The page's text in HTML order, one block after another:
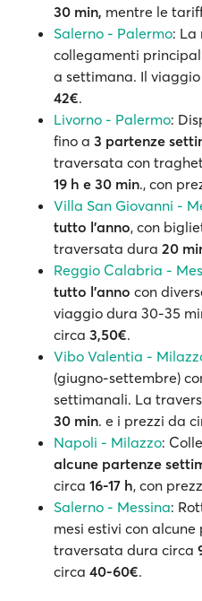
30 min, mentre le
Salerno - Palermo: La
collegamenti
a settimana. Il
42€.
Livorno - Palermo:
fino a 3 partenze
traversata con
19 h e 30 min., con
Villa San Giovanni -
tutto l’anno, con
traversata dura 20
Reggio Calabria -
tutto l'anno con
viaggio dura 30-35
circa 3,50€.
Vibo Valentia -
(giugno-settembre)
settimanali. La
30 min. e i prezzi da
Napoli - Milazzo:
alcune partenze
circa 16-17 h, con
Salerno - Messina:
mesi estivi con
traversata dura circa
circa 40-60€.